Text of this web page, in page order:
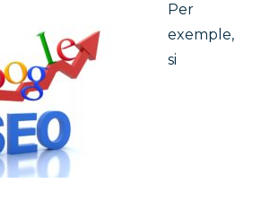
Per
exemple,
si